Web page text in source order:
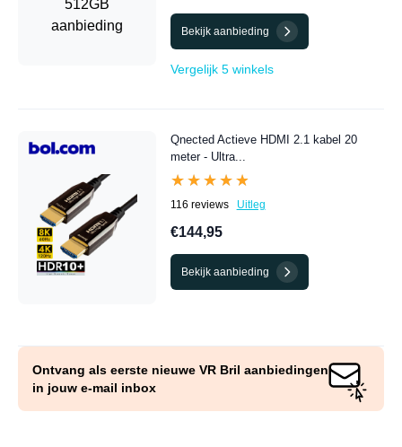
Bekijk aanbieding
Vergelijk 5 winkels
Qnected Actieve HDMI 2.1 kabel 20
meter - Ultra...
★★★★★
★★★★★
116 reviews Uitleg
€144,95
Bekijk aanbieding
Ontvang als eerste nieuwe VR Bril aanbiedingen
in jouw e-mail inbox